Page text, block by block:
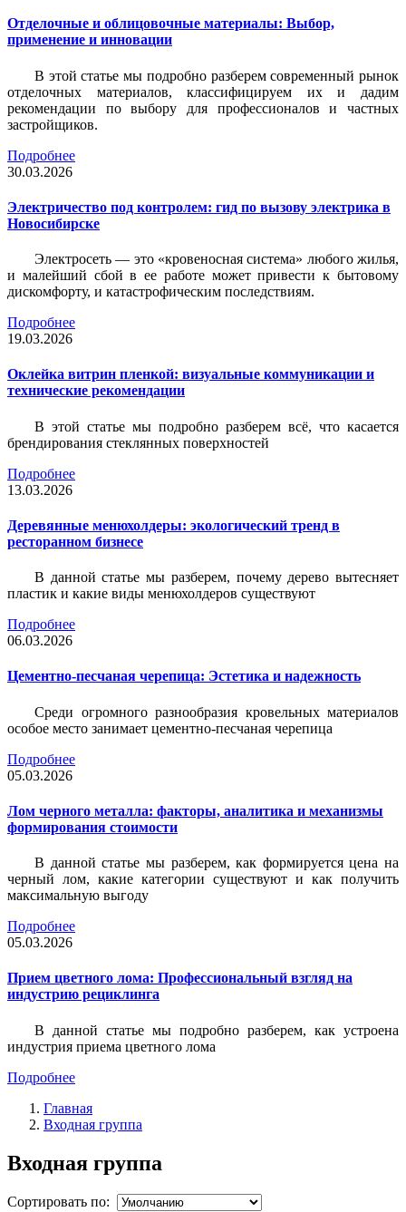
Отделочные и облицовочные материалы: Выбор,
применение и инновации
В этой статье мы подробно разберем современный рынок
отделочных материалов, классифицируем их и дадим
рекомендации по выбору для профессионалов и частных
застройщиков.
Подробнее
30.03.2026
Электричество под контролем: гид по вызову электрика в
Новосибирске
Электросеть — это «кровеносная система» любого жилья,
и малейший сбой в ее работе может привести к бытовому
дискомфорту, и катастрофическим последствиям.
Подробнее
19.03.2026
Оклейка витрин пленкой: визуальные коммуникации и
технические рекомендации
В этой статье мы подробно разберем всё, что касается
брендирования стеклянных поверхностей
Подробнее
13.03.2026
Деревянные менюхолдеры: экологический тренд в
ресторанном бизнесе
В данной статье мы разберем, почему дерево вытесняет
пластик и какие виды менюхолдеров существуют
Подробнее
06.03.2026
Цементно-песчаная черепица: Эстетика и надежность
Среди огромного разнообразия кровельных материалов
особое место занимает цементно-песчаная черепица
Подробнее
05.03.2026
Лом черного металла: факторы, аналитика и механизмы
формирования стоимости
В данной статье мы разберем, как формируется цена на
черный лом, какие категории существуют и как получить
максимальную выгоду
Подробнее
05.03.2026
Прием цветного лома: Профессиональный взгляд на
индустрию рециклинга
В данной статье мы подробно разберем, как устроена
индустрия приема цветного лома
Подробнее
Главная
Входная группа
Входная группа
Сортировать по: